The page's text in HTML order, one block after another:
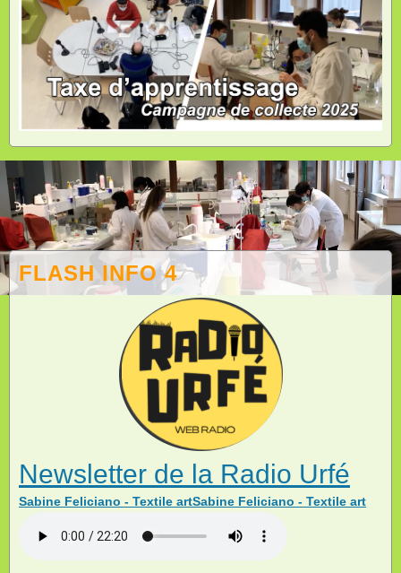
FLASH INFO 4
Newsletter de la Radio Urfé
Sabine Feliciano - Textile artSabine Feliciano - Textile art